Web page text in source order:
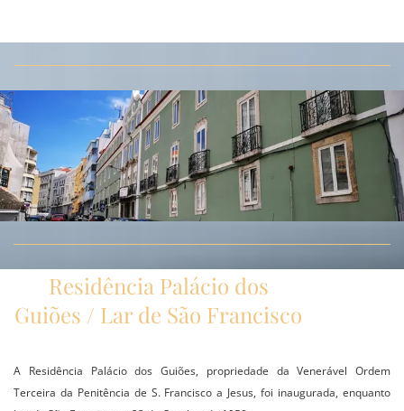
Residência Palácio dos
Guiões / Lar de São Francisco
A Residência Palácio dos Guiões, propriedade da Venerável Ordem
Terceira da Penitência de S. Francisco a Jesus, foi inaugurada, enquanto